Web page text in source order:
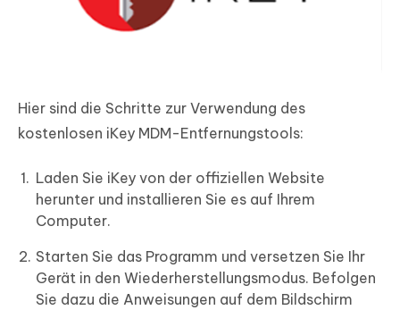
Hier sind die Schritte zur Verwendung des
kostenlosen iKey MDM-Entfernungstools:
Laden Sie iKey von der offiziellen Website
herunter und installieren Sie es auf Ihrem
Computer.
Starten Sie das Programm und versetzen Sie Ihr
Gerät in den Wiederherstellungsmodus. Befolgen
Sie dazu die Anweisungen auf dem Bildschirm